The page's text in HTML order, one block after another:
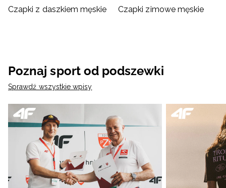
Czapki z daszkiem męskie
Czapki zimowe męskie
Poznaj sport od podszewki
Sprawdź wszystkie wpisy